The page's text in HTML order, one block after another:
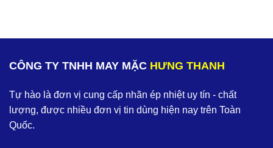
CÔNG TY TNHH MAY MẶC HƯNG THANH
Tự hào là đơn vị cung cấp nhãn ép nhiệt uy tín - chất
lượng, được nhiều đơn vị tin dùng hiện nay trên Toàn
Quốc.